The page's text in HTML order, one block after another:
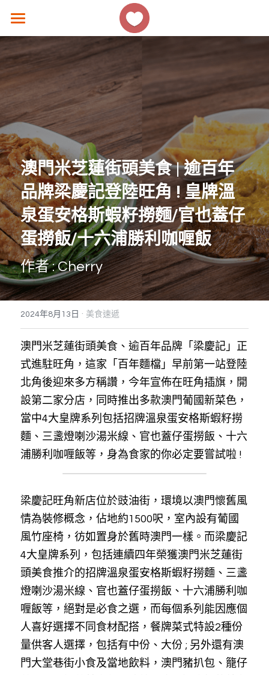
著數優惠
美食速遞
女生話題
香港故事
撐 ! 小店速報
聯絡
搜索
澳門米芝蓮街頭美食 | 逾百年
品牌梁慶記登陸旺角 ! 皇牌溫
泉蛋安格斯蝦籽撈麵/官也蓋仔
蛋撈飯/十六浦勝利咖喱飯
作者 : Cherry
2024年8月13日 · 美食速遞
澳門米芝蓮街頭美食、逾百年品牌「梁慶記」正
式進駐旺角，這家「百年麵檔」早前第一站登陸
北角後迎來多方稱讚，今年宣佈在旺角插旗，開
設第二家分店，同時推出多款澳門葡國新菜色，
當中4大皇牌系列包括招牌溫泉蛋安格斯蝦籽撈
麵、三盞燈喇沙湯米線、官也蓋仔蛋撈飯、十六
浦勝利咖喱飯等，身為食家的你必定要嘗試啦 !
梁慶記旺角新店位於豉油街，環境以澳門懷舊風
情為裝修概念，佔地約1500呎，室內設有葡國
風竹座椅，彷如置身於舊時澳門一樣。而梁慶記
4大皇牌系列，包括連續四年榮獲澳門米芝蓮街
頭美食推介的招牌溫泉蛋安格斯蝦籽撈麵、三盞
燈喇沙湯米線、官也蓋仔蛋撈飯、十六浦勝利咖
喱飯等，絕對是必食之選，而每個系列能因應個
人喜好選擇不同食材配搭，餐牌菜式特設2種份
量供客人選擇，包括有中份、大份 ; 另外還有澳
門大堂巷街小食及當地飲料，澳門豬扒包、籠仔
商品分類
所有商品分類